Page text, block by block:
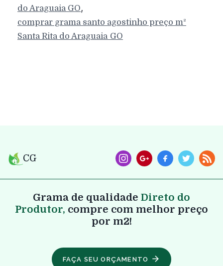
do Araguaia GO,
comprar grama santo agostinho preço m²
Santa Rita do Araguaia GO
CG
Grama de qualidade Direto do
Produtor, compre com melhor preço
por m2!
FAÇA SEU ORÇAMENTO